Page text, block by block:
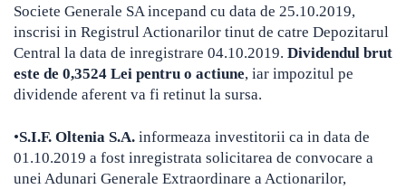
Societe Generale SA incepand cu data de 25.10.2019,
inscrisi in Registrul Actionarilor tinut de catre Depozitarul
Central la data de inregistrare 04.10.2019. Dividendul brut
este de 0,3524 Lei pentru o actiune, iar impozitul pe
dividende aferent va fi retinut la sursa.
•S.I.F. Oltenia S.A. informeaza investitorii ca in data de
01.10.2019 a fost inregistrata solicitarea de convocare a
unei Adunari Generale Extraordinare a Actionarilor,